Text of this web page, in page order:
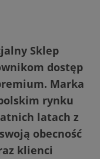
Sklep
dostęp
Marka
rynku
latach z
obecność
klienci